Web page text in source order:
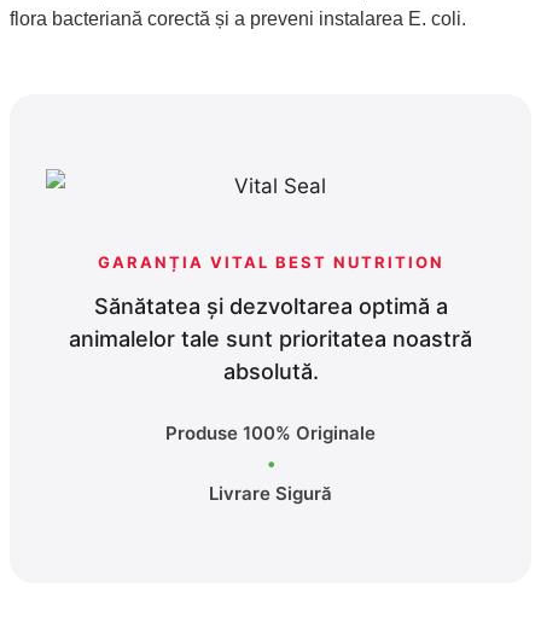
flora bacteriană corectă și a preveni instalarea E. coli.
GARANȚIA VITAL BEST NUTRITION
Sănătatea și dezvoltarea optimă a
animalelor tale sunt prioritatea noastră
absolută.
Produse 100% Originale
•
Livrare Sigură